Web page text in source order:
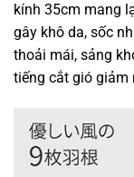
kính 35cm mang
gây khô da, sốc
thoải mái, sảng
tiếng cắt gió giảm